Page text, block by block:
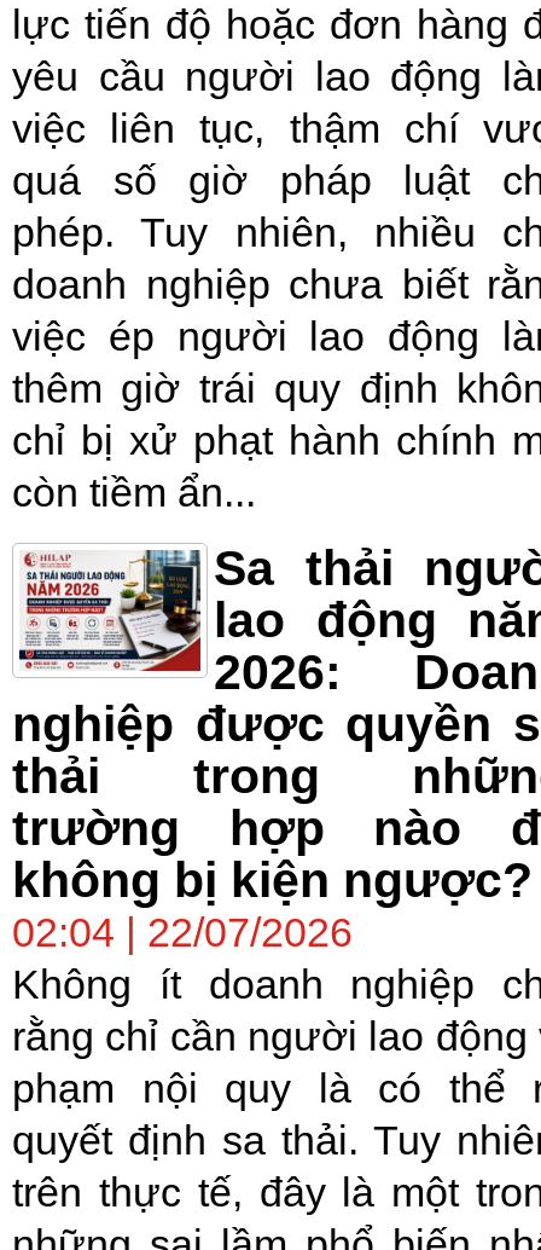
lực tiến độ hoặc đơn hàng
yêu cầu người lao động
việc liên tục, thậm chí
quá số giờ pháp luật
phép. Tuy nhiên, nhiều
doanh nghiệp chưa biết
việc ép người lao động
thêm giờ trái quy định
chỉ bị xử phạt hành chính
còn tiềm ẩn...
Sa thải
lao động
2026:
nghiệp được quyền
thải trong
trường hợp nào
không bị kiện ngược?
02:04 | 22/07/2026
Không ít doanh nghiệp
rằng chỉ cần người lao động
phạm nội quy là có thể
quyết định sa thải. Tuy
trên thực tế, đây là một